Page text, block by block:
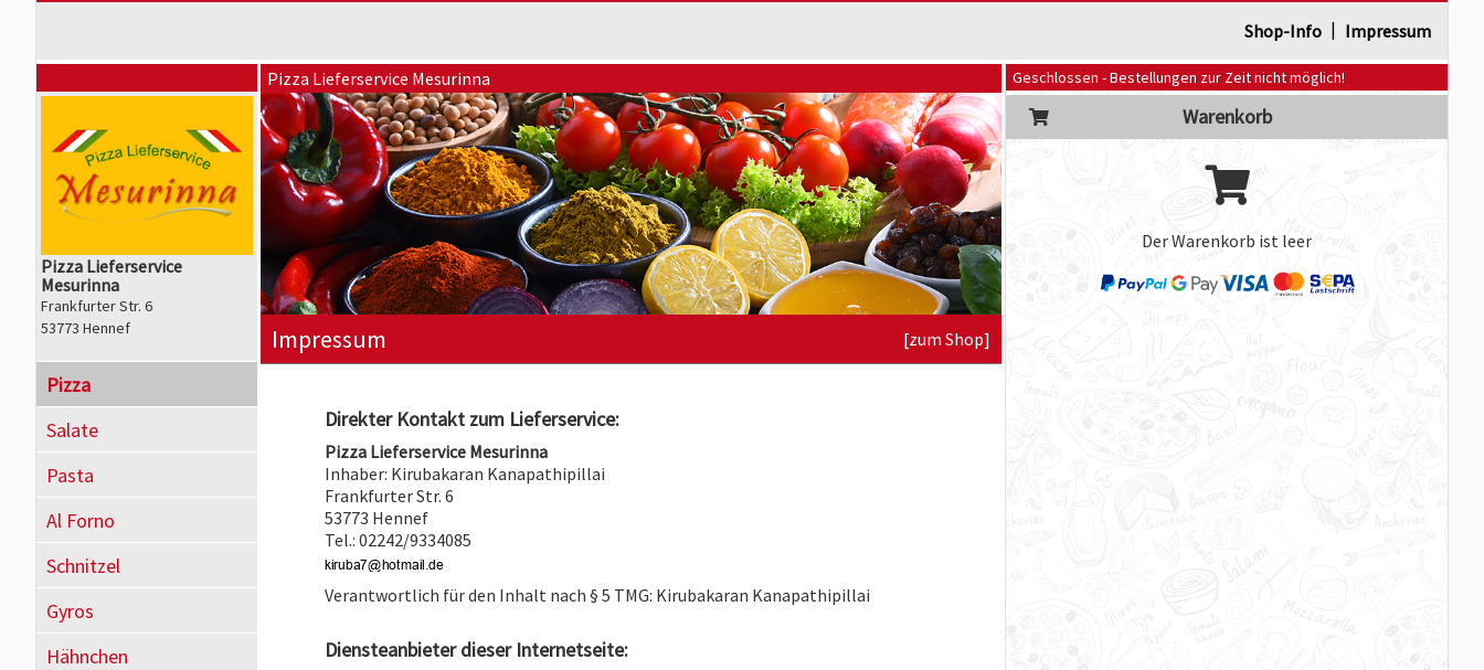
Shop-Info | Impressum
Geschlossen - Bestellungen zur Zeit nicht möglich!
Warenkorb
Der Warenkorb ist leer
Pizza Lieferservice
Mesurinna
Frankfurter Str. 6
53773 Hennef
Pizza
Salate
Pasta
Al Forno
Schnitzel
Gyros
Hähnchen
Pizza Lieferservice Mesurinna
Impressum [zum Shop]
Direkter Kontakt zum Lieferservice:
Pizza Lieferservice Mesurinna
Inhaber: Kirubakaran Kanapathipillai
Frankfurter Str. 6
53773 Hennef
Tel.: 02242/9334085
Verantwortlich für den Inhalt nach § 5 TMG: Kirubakaran Kanapathipillai
Diensteanbieter dieser Internetseite: